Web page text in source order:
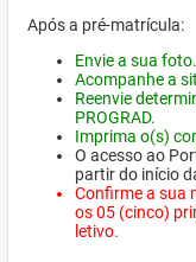
Após a pré-matrícula:
Envie a sua foto.
Acompanhe a
Reenvie
PROGRAD.
Imprima o(s)
O acesso ao
partir do início
Confirme a sua
os 05 (cinco)
letivo.